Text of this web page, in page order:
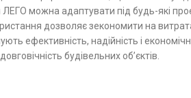
можна адаптувати під будь-які
дозволяє зекономити на
ефективність, надійність і
будівельних об’єктів.